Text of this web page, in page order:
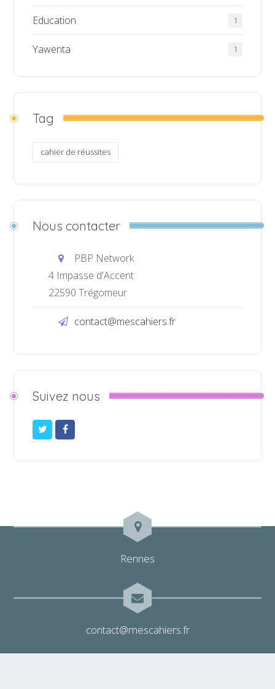
Education 1
Yawenta 1
Tag
cahier de réussites
Nous contacter
PBP Network
4 Impasse d'Accent
22590 Trégomeur
contact@mescahiers.fr
Suivez nous
Rennes
contact@mescahiers.fr